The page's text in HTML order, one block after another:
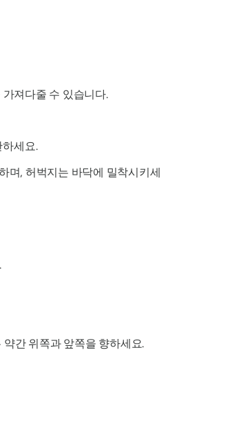
져다줄 수 있습니다.
세요.
며, 허벅지는 바닥에 밀착시키세
간 위쪽과 앞쪽을 향하세요.